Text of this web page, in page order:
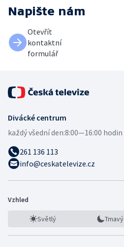
Napište nám
Otevřít
kontaktní
formulář
Divácké centrum
každý všední den:8:00—16:00 hodin
261 136 113
info@ceskatelevize.cz
Vzhled
Světlý Tmavý